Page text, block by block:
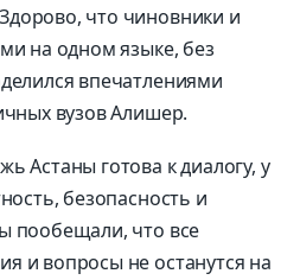
что чиновники и
на одном языке, без
впечатлениями
вузов Алишер.
Астаны готова к диалогу, у
бе­зопасность и
пообещали, что все
и вопросы не останутся на